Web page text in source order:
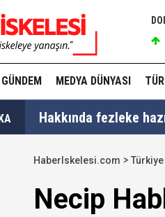
GÜNDEM MEDYA DÜNYASI
Hakkında fezleke
Hangi suçlar kapsam
Devlet Bahçeli'den
HaberIskelesi.com Türkiye
Necip